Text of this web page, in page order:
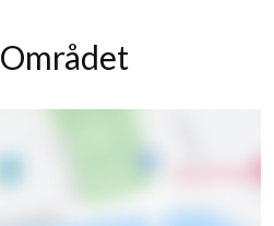
Området